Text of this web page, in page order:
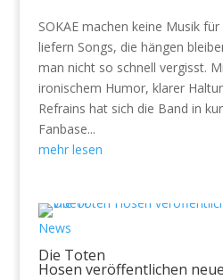
SOKAE machen keine Musik
liefern Songs, die hängen
man nicht so schnell vergisst.
ironischem Humor, klarer
Refrains hat sich die Band in
Fanbase...
mehr lesen
News
Die Toten
Hosen veröffentlichen